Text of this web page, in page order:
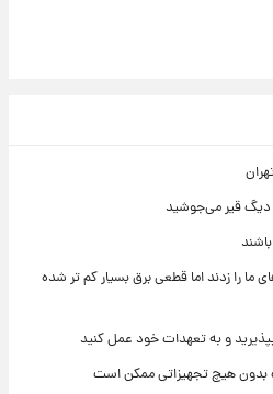
دیگ قیر می‌جوشید
ما را زدند اما قطعی برق بسیار کم تر شده
بپذیرید و به تعهدات خود عمل کنید
هیچ تجهیزاتی ممکن است